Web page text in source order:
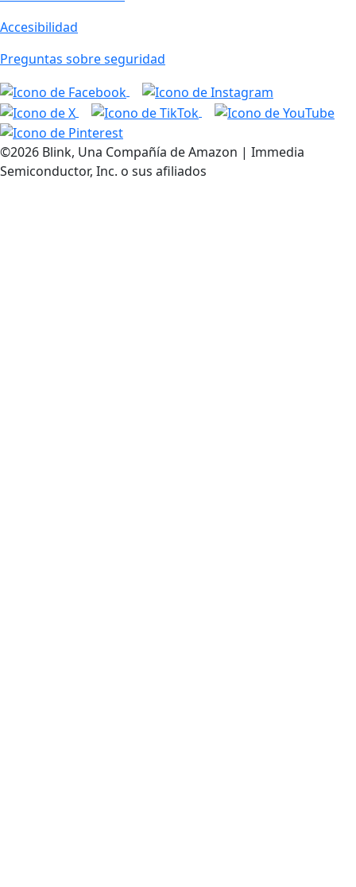
Accesibilidad
Preguntas sobre seguridad
©2026 Blink, Una Compañía de Amazon | Immedia
Semiconductor, Inc. o sus afiliados